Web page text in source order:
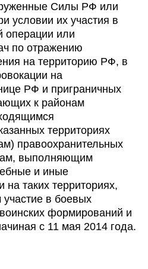
Силы РФ или
условии их участия в
операции или
по отражению
на территорию РФ, в
на
РФ и приграничных
к районам
территориях
правоохранительных
выполняющим
и иные
таких территориях,
в боевых
формирований и
с 11 мая 2014 года.